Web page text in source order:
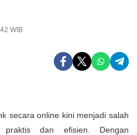
WIB
secara online kini menjadi salah
dan efisien. Dengan